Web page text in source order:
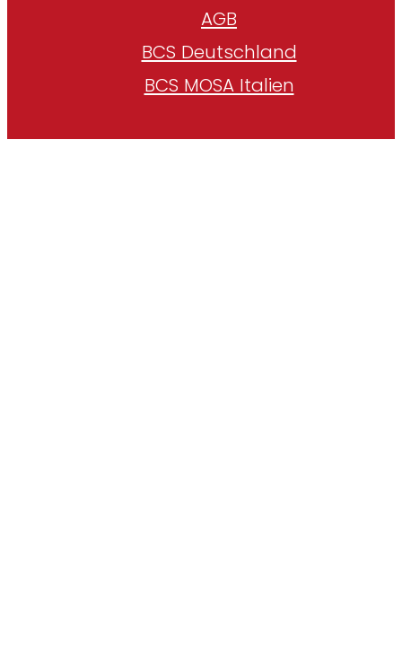
AGB
BCS Deutschland
BCS MOSA Italien